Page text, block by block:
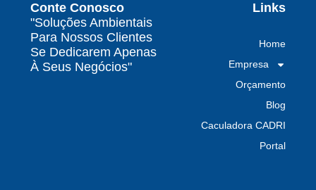
Por que contratar uma empresa de gestão de
resíduos classe I é fundamental para sua
indústria
Por que escolher uma empresa de
gerenciamento de resíduos especializada é
Conte Conosco
"Soluções Ambientais
Para Nossos Clientes
Se Dedicarem Apenas
À Seus Negócios"
Links
Home
Empresa
Orçamento
Blog
Caculadora CADRI
Portal